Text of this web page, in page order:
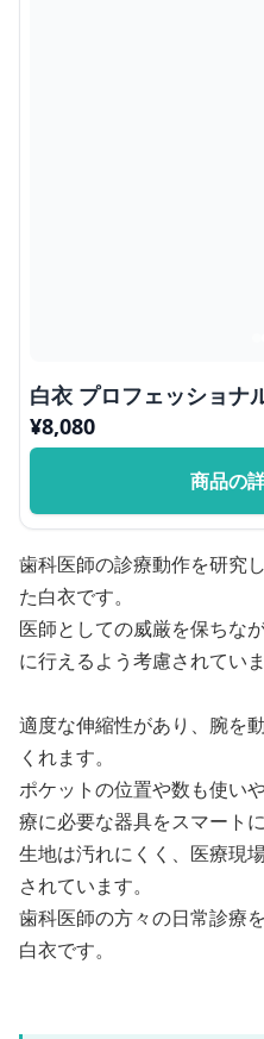
白衣 プロフェッショナ
¥8,080
商品の
歯科医師の診療動作を研究
た白衣です。
医師としての威厳を保ちな
に行えるよう考慮されていま
適度な伸縮性があり、腕を
くれます。
ポケットの位置や数も使い
療に必要な器具をスマート
生地は汚れにくく、医療現
されています。
歯科医師の方々の日常診療
白衣です。